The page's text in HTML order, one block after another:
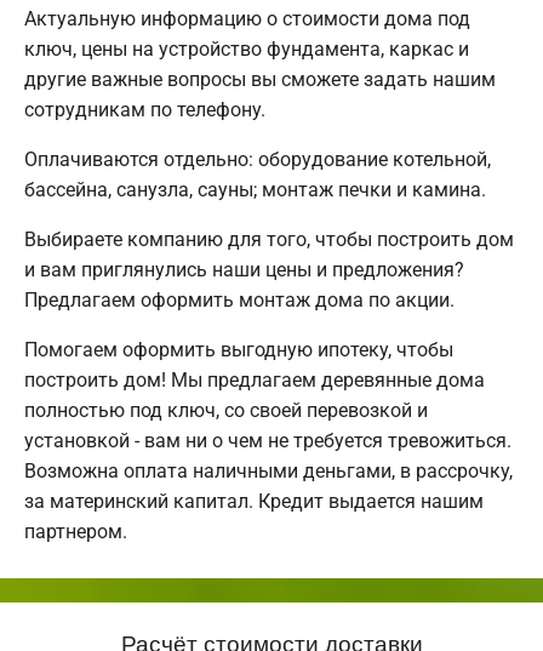
Актуальную информацию о стоимости дома под
ключ, цены на устройство фундамента, каркас и
другие важные вопросы вы сможете задать нашим
сотрудникам по телефону.
Оплачиваются отдельно: оборудование котельной,
бассейна, санузла, сауны; монтаж печки и камина.
Выбираете компанию для того, чтобы построить дом
и вам приглянулись наши цены и предложения?
Предлагаем оформить монтаж дома по акции.
Помогаем оформить выгодную ипотеку, чтобы
построить дом! Мы предлагаем деревянные дома
полностью под ключ, со своей перевозкой и
установкой - вам ни о чем не требуется тревожиться.
Возможна оплата наличными деньгами, в рассрочку,
за материнский капитал. Кредит выдается нашим
партнером.
Расчёт стоимости доставки